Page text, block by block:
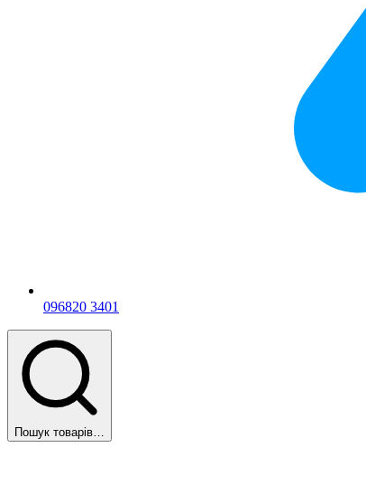
096820 3401
Пошук товарів…